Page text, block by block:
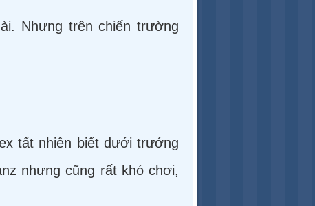
Nhưng trên chiến trường
tất nhiên biết dưới trướng
nhưng cũng rất khó chơi,